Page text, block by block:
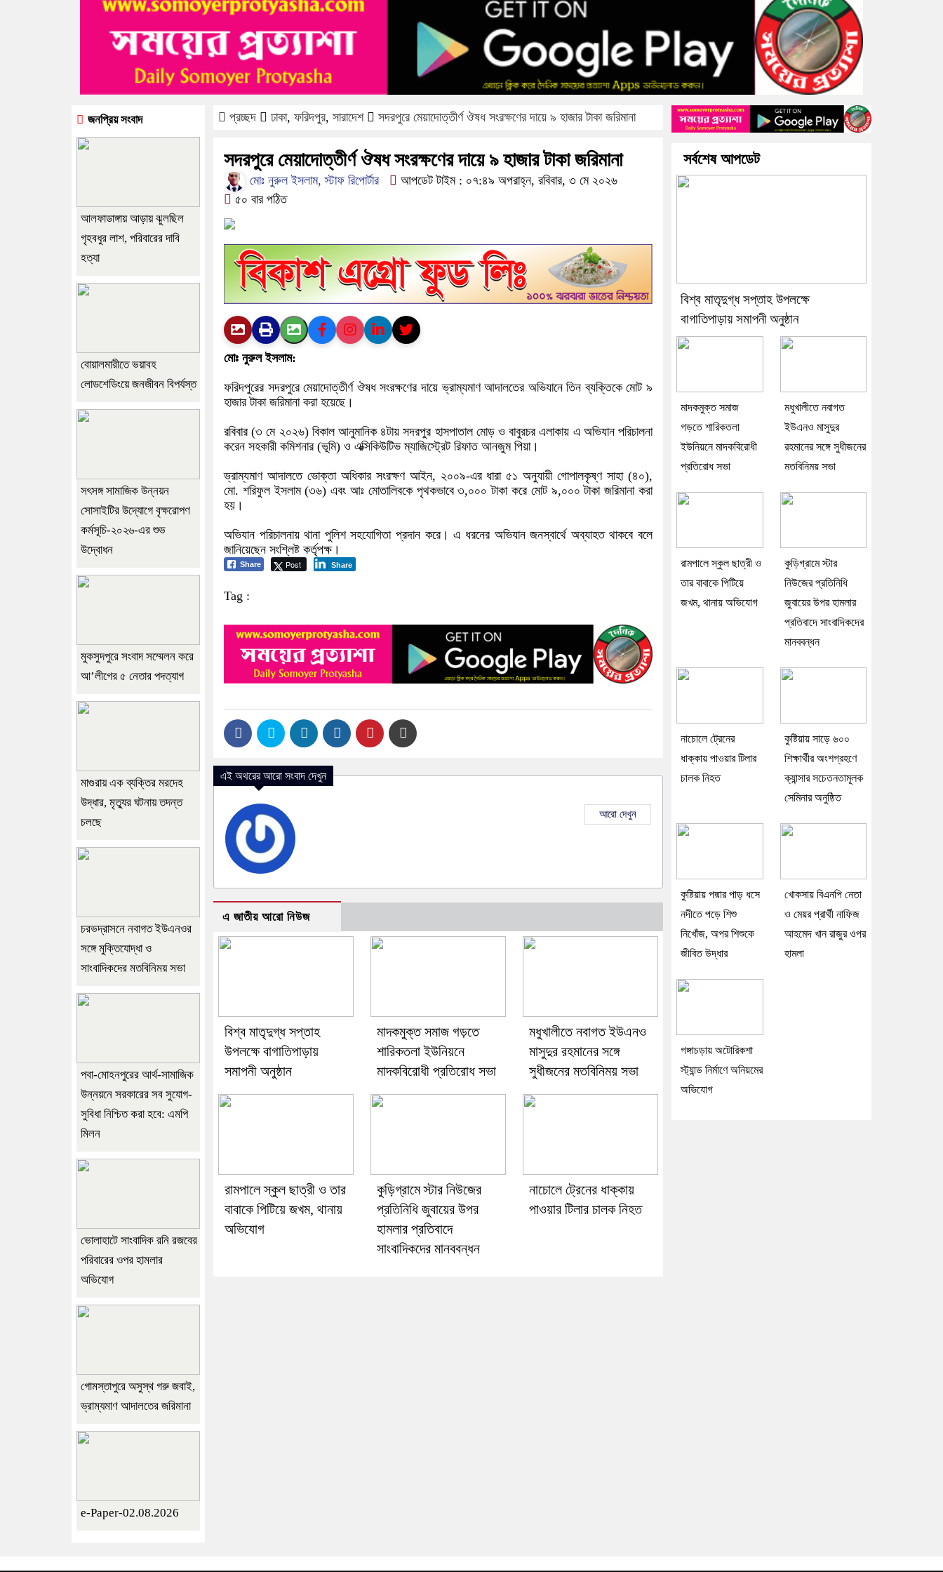
প্রচ্ছদ ঢাকা, ফরিদপুর, সারাদেশ সদরপুরে মেয়াদোত্তীর্ণ ঔষধ সংরক্ষণের দায়ে ৯ হাজার টাকা জরিমানা
সদরপুরে মেয়াদোত্তীর্ণ ঔষধ সংরক্ষণের দায়ে ৯ হাজার টাকা জরিমানা
মোঃ নুরুল ইসলাম, স্টাফ রিপোর্টার
আপডেট টাইম : ০৭:৪৯ অপরাহ্ন, রবিবার, ৩ মে ২০২৬
৫০ বার পঠিত
মোঃ নুরুল ইসলাম:
ফরিদপুরের সদরপুরে মেয়াদোত্তীর্ণ ঔষধ সংরক্ষণের দায়ে ভ্রাম্যমাণ আদালতের অভিযানে তিন ব্যক্তিকে মোট ৯
হাজার টাকা জরিমানা করা হয়েছে।
রবিবার (৩ মে ২০২৬) বিকাল আনুমানিক ৪টায় সদরপুর হাসপাতাল মোড় ও বাবুরচর এলাকায় এ অভিযান পরিচালনা
করেন সহকারী কমিশনার (ভূমি) ও এক্সিকিউটিভ ম্যাজিস্ট্রেট রিফাত আনজুম পিয়া।
ভ্রাম্যমাণ আদালতে ভোক্তা অধিকার সংরক্ষণ আইন, ২০০৯-এর ধারা ৫১ অনুযায়ী গোপালকৃষ্ণ সাহা (৪০),
মো. শরিফুল ইসলাম (৩৬) এবং আঃ মোতালিবকে পৃথকভাবে ৩,০০০ টাকা করে মোট ৯,০০০ টাকা জরিমানা করা
হয়।
অভিযান পরিচালনায় থানা পুলিশ সহযোগিতা প্রদান করে। এ ধরনের অভিযান জনস্বার্থে অব্যাহত থাকবে বলে
জানিয়েছেন সংশ্লিষ্ট কর্তৃপক্ষ।
Share Post Share
Tag :
এই অথরের আরো সংবাদ দেখুন
আরো দেখুন
এ জাতীয় আরো নিউজ
বিশ্ব মাতৃদুগ্ধ সপ্তাহ
উপলক্ষে বাগাতিপাড়ায়
সমাপনী অনুষ্ঠান
মাদকমুক্ত সমাজ গড়তে
শারিকতলা ইউনিয়নে
মাদকবিরোধী প্রতিরোধ সভা
মধুখালীতে নবাগত ইউএনও
মাসুদুর রহমানের সঙ্গে
সুধীজনের মতবিনিময় সভা
রামপালে স্কুল ছাত্রী ও তার
বাবাকে পিটিয়ে জখম, থানায়
অভিযোগ
কুড়িগ্রামে স্টার নিউজের
প্রতিনিধি জুবায়ের উপর
হামলার প্রতিবাদে
সাংবাদিকদের মানববন্ধন
নাচোলে ট্রেনের ধাক্কায়
পাওয়ার টিলার চালক নিহত
জনপ্রিয় সংবাদ
আলফাডাঙ্গায় আড়ায় ঝুলছিল
গৃহবধুর লাশ, পরিবারের দাবি
হত্যা
বোয়ালমারীতে ভয়াবহ
লোডশেডিংয়ে জনজীবন বিপর্যস্ত
সৎসঙ্গ সামাজিক উন্নয়ন
সোসাইটির উদ্যোগে বৃক্ষরোপণ
কর্মসূচি-২০২৬-এর শুভ
উদ্বোধন
মুকসুদপুরে সংবাদ সম্মেলন করে
আ’লীগের ৫ নেতার পদত্যাগ
মাগুরায় এক ব্যক্তির মরদেহ
উদ্ধার, মৃত্যুর ঘটনায় তদন্ত
চলছে
চরভদ্রাসনে নবাগত ইউএনওর
সঙ্গে মুক্তিযোদ্ধা ও
সাংবাদিকদের মতবিনিময় সভা
পবা-মোহনপুরের আর্থ-সামাজিক
উন্নয়নে সরকারের সব সুযোগ-
সুবিধা নিশ্চিত করা হবে: এমপি
মিলন
ভোলাহাটে সাংবাদিক রনি রজবের
পরিবারের ওপর হামলার
অভিযোগ
গোমস্তাপুরে অসুস্থ গরু জবাই,
ভ্রাম্যমাণ আদালতের জরিমানা
e-Paper-02.08.2026
সর্বশেষ আপডেট
বিশ্ব মাতৃদুগ্ধ সপ্তাহ উপলক্ষে
বাগাতিপাড়ায় সমাপনী অনুষ্ঠান
মাদকমুক্ত সমাজ
গড়তে শারিকতলা
ইউনিয়নে মাদকবিরোধী
প্রতিরোধ সভা
মধুখালীতে নবাগত
ইউএনও মাসুদুর
রহমানের সঙ্গে সুধীজনের
মতবিনিময় সভা
রামপালে স্কুল ছাত্রী ও
তার বাবাকে পিটিয়ে
জখম, থানায় অভিযোগ
কুড়িগ্রামে স্টার
নিউজের প্রতিনিধি
জুবায়ের উপর হামলার
প্রতিবাদে সাংবাদিকদের
মানববন্ধন
নাচোলে ট্রেনের
ধাক্কায় পাওয়ার টিলার
চালক নিহত
কুষ্টিয়ায় সাড়ে ৬০০
শিক্ষার্থীর অংশগ্রহণে
ক্যান্সার সচেতনতামূলক
সেমিনার অনুষ্ঠিত
কুষ্টিয়ায় পদ্মার পাড় ধসে
নদীতে পড়ে শিশু
নিখোঁজ, অপর শিশুকে
জীবিত উদ্ধার
খোকসায় বিএনপি নেতা
ও মেয়র প্রার্থী নাফিজ
আহমেদ খান রাজুর ওপর
হামলা
গঙ্গাচড়ায় অটোরিকশা
স্ট্যান্ড নির্মাণে অনিয়মের
অভিযোগ